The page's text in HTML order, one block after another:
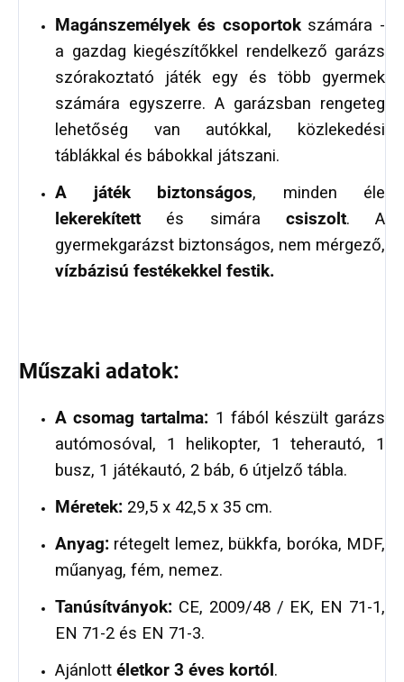
Magánszemélyek és csoportokszámára -
a gazdag kiegészítőkkel rendelkező garázs
szórakoztató játék egy és több gyermek
számára egyszerre. A garázsban rengeteg
lehetőség van autókkal, közlekedési
táblákkal és bábokkal játszani.
A játék biztonságos, minden éle
lekerekített és simára csiszolt. A
gyermekgarázst biztonságos, nem mérgező,
vízbázisú festékekkel festik.
Műszaki adatok:
A csomag tartalma: 1 fából készült garázs
autómosóval, 1 helikopter, 1 teherautó, 1
busz, 1 játékautó, 2 báb, 6 útjelző tábla.
Méretek: 29,5 x 42,5 x 35 cm.
Anyag: rétegelt lemez, bükkfa, boróka, MDF,
műanyag, fém, nemez.
Tanúsítványok: CE, 2009/48 / EK, EN 71-1,
EN 71-2 és EN 71-3.
Ajánlott életkor 3 éves kortól.